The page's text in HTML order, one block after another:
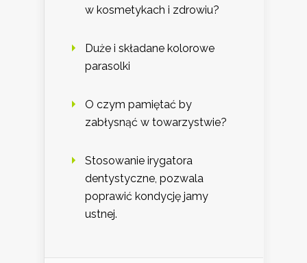
w kosmetykach i zdrowiu?
Duże i składane kolorowe
parasolki
O czym pamiętać by
zabłysnąć w towarzystwie?
Stosowanie irygatora
dentystyczne, pozwala
poprawić kondycję jamy
ustnej.